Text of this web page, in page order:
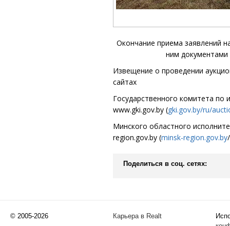
Окончание приема заявлений
ним документами
Извещение о проведении
сайтах
Государственного комитета по
www.gki.gov.by (gki.gov.by/ru/
Минского областного
region.gov.by (minsk-region.gov.by
Поделиться в соц. сетях:
© 2005-2026
Карьера в Realt